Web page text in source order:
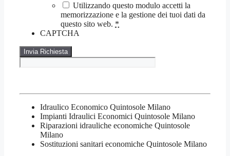
Utilizzando questo modulo accetti la
memorizzazione e la gestione dei tuoi dati da
questo sito web. *
CAPTCHA
Idraulico Economico Quintosole Milano
Impianti Idraulici Economici Quintosole Milano
Riparazioni idrauliche economiche Quintosole
Milano
Sostituzioni sanitari economiche Quintosole Milano